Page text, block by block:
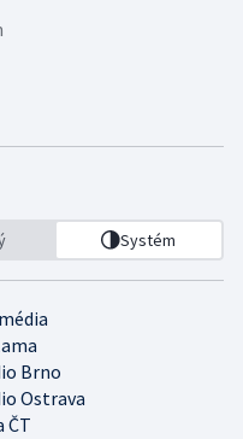
Systém
Brno
Ostrava
ČT